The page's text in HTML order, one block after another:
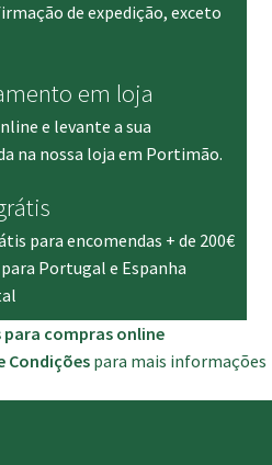
de expedição, exceto
em loja
e levante a sua
na nossa loja em Portimão.
para encomendas + de 200€
Portugal e Espanha
para compras online
Condiçõespara mais informações